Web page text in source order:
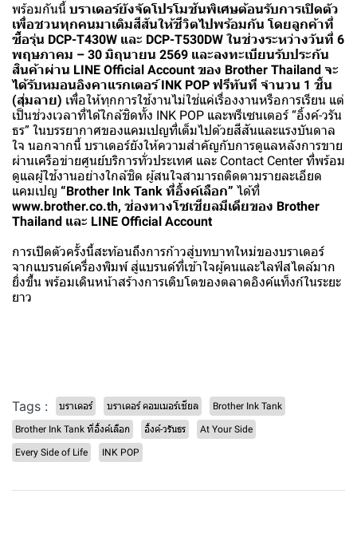
พร้อมกันนี้ บราเดอร์ยังจัดโปรโมชันพิเศษต้อนรับการเปิดตัว
เพื่อชวนทุกคนมาเติมสีสันให้ชีวิตไปพร้อมกัน โดยลูกค้าที่
ซื้อรุ่น DCP-T430W และ DCP-T530DW ในช่วงระหว่างวันที่ 6
พฤษภาคม – 30 มิถุนายน 2569 และลงทะเบียนรับประกัน
สินค้าผ่าน LINE Official Account ของ Brother Thailand จะ
ได้รับหมอนอิงคาแรกเตอร์ INK POP ฟรีทันที จำนวน 1 ชิ้น
(สุ่มลาย) เพื่อให้ทุกการใช้งานไม่ใช่แค่เรื่องงานหรือการเรียน แต่
เป็นช่วงเวลาที่ได้ใกล้ชิดทั้ง INK POP และพรีเซนเตอร์ “อิ้งค์-วรัน
ธร” ในบรรยากาศของแคมเปญที่เต็มไปด้วยสีสันและแรงบันดาล
ใจ นอกจากนี้ บราเดอร์ยังให้ความสำคัญกับการดูแลหลังการขาย
ผ่านเครือข่ายศูนย์บริการทั่วประเทศ และ Contact Center ที่พร้อม
ดูแลผู้ใช้งานอย่างใกล้ชิด ผู้สนใจสามารถติดตามรายละเอียด
แคมเปญ “Brother Ink Tank ที่อิ้งค์เลือก” ได้ที่
www.brother.co.th, ช่องทางโซเชียลมีเดียของ Brother
Thailand และ LINE Official Account
การเปิดตัวครั้งนี้สะท้อนถึงการก้าวสู่บทบาทใหม่ของบราเดอร์
จากแบรนด์เครื่องพิมพ์ สู่แบรนด์ที่เข้าใจผู้คนและไลฟ์สไตล์มาก
ยิ่งขึ้น พร้อมเดินหน้าสร้างการเติบโตของตลาดอิงค์แท็งก์ในระยะ
ยาว
Tags : บราเดอร์ บราเดอร์ คอมเมอร์เชี่ยล Brother Ink Tank
Brother Ink Tank ที่อิ้งค์เลือก อิ้งค์-วรันธร At Your Side
Every Side of Life INK POP